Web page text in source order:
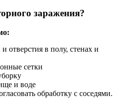
заражения?
отверстия в полу, стенах и
сетки
и воде
обработку с соседями.